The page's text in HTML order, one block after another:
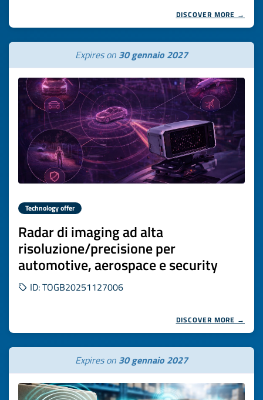
DISCOVER MORE →
Expires on 30 gennaio 2027
Technology offer
Radar di imaging ad alta
risoluzione/precisione per
automotive, aerospace e security
ID: TOGB20251127006
DISCOVER MORE →
Expires on 30 gennaio 2027